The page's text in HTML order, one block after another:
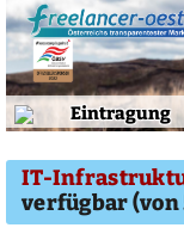
Eintragung
IT-
verfügbar (von